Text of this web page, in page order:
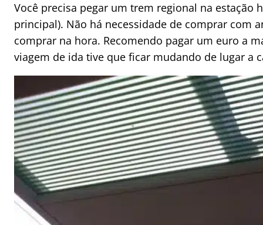
Você precisa pegar um trem regional na estação
principal). Não há necessidade de comprar com
comprar na hora. Recomendo pagar um euro a
viagem de ida tive que ficar mudando de lugar a